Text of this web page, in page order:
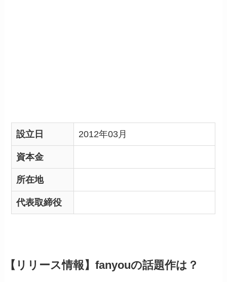
設立日 2012年03月
資本金
所在地
代表取締役
【リリース情報】fanyouの話題作は？